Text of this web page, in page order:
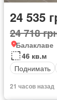
24 535
24 718
Балаклаве
46 кв.м
Поднимать
21 часов назад